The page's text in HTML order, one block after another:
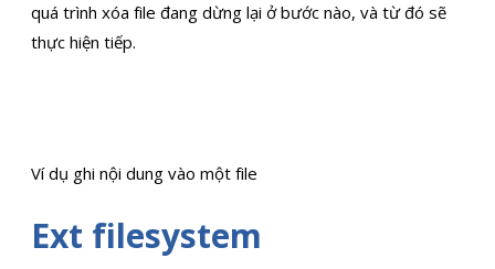
quá trình xóa file đang dừng lại ở bước nào, và từ đó sẽ
thực hiện tiếp.
Ví dụ ghi nội dung vào một file
Ext filesystem